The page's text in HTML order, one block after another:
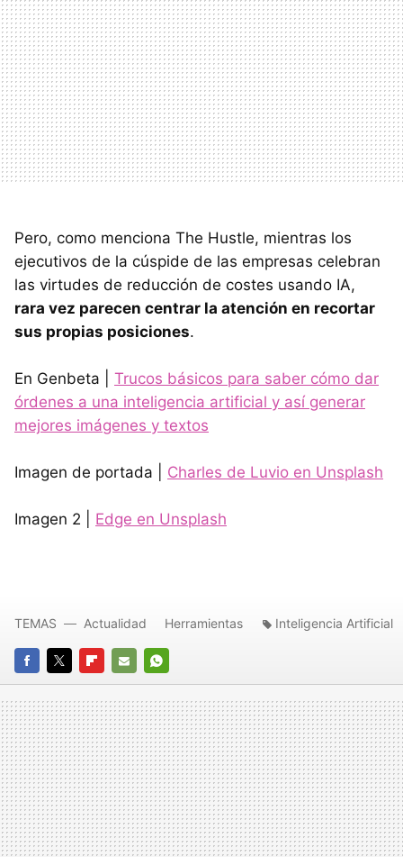
Pero, como menciona The Hustle, mientras los
ejecutivos de la cúspide de las empresas celebran
las virtudes de reducción de costes usando IA,
rara vez parecen centrar la atención en recortar
sus propias posiciones.
En Genbeta | Trucos básicos para saber cómo dar
órdenes a una inteligencia artificial y así generar
mejores imágenes y textos
Imagen de portada | Charles de Luvio en Unsplash
Imagen 2 | Edge en Unsplash
FACEBOOK
TWITTERFLIPBOARD
E-
MAIL
WHATSAPP
TEMAS Actualidad Herramientas Inteligencia Artificial